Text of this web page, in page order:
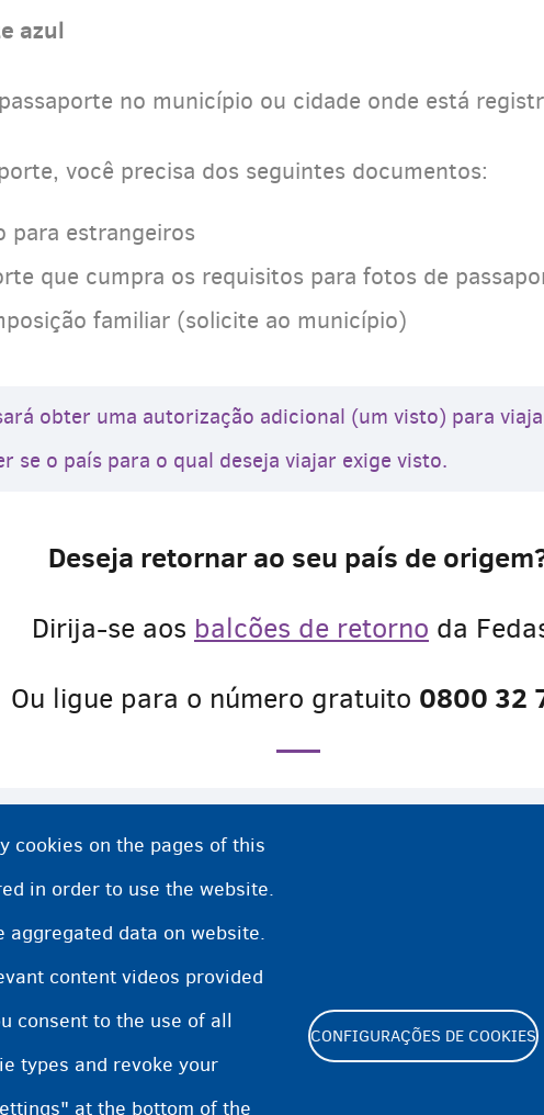
azul
no município ou cidade onde está
você precisa dos seguintes documentos:
para estrangeiros
que cumpra os requisitos para fotos de
familiar (solicite ao município)
obter uma autorização adicional (um visto) para
se o país para o qual deseja viajar exige visto.
Deseja retornar ao seu país de
Dirija-se aos balcões de retorno da
Ou ligue para o número gratuito 0800 32
de Retorno Voluntário da Fedasil
cookies on the pages of this
in order to use the website.
data on website.
content videos provided
consent to the use of all
types and revoke your
at the bottom of the
CONFIGURAÇÕES DE COOKIES